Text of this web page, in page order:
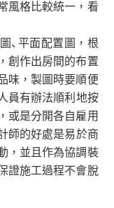
風格比較統一，看
、平面配置圖，根
創作出房間的布置
味，製圖時要順便
員有辦法順利地按
或是分開各自雇用
師的好處是易於商
，並且作為協調裝
證施工過程不會脫